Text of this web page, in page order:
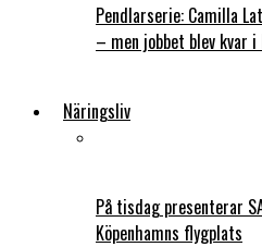
Pendlarserie: Camilla
– men jobbet blev kvar i
Näringsliv
På tisdag presenterar
Köpenhamns flygplats